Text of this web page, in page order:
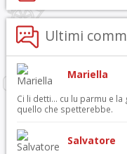
Ultimi
Mariella
Ci li detti… cu lu parmu e
quello che spetterebbe.
Salvatore